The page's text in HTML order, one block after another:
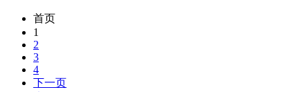
首页
1
2
3
4
下一页